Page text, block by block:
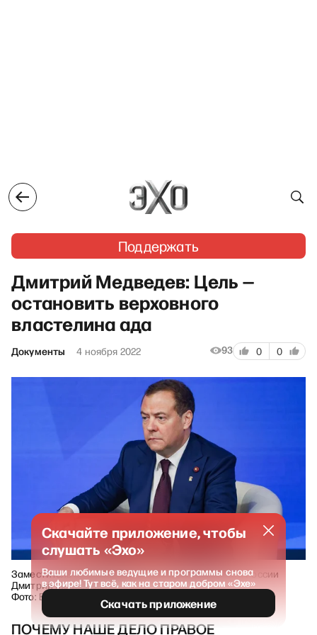
Поддержать
Дмитрий Медведев: Цель —
остановить верховного
властелина ада
Документы 4 ноября 2022 93 0 0
Заместитель председателя Совета безопасности России
Дмитрий Медведев.
Фото: Владимир Гердо / ТАСС
ПОЧЕМУ НАШЕ ДЕЛО ПРАВОЕ
Скачайте приложение, чтобы
слушать «Эхо»
Ваши любимые ведущие и программы снова
в эфире! Тут всё, как на старом добром «Эхе»
Скачать приложение